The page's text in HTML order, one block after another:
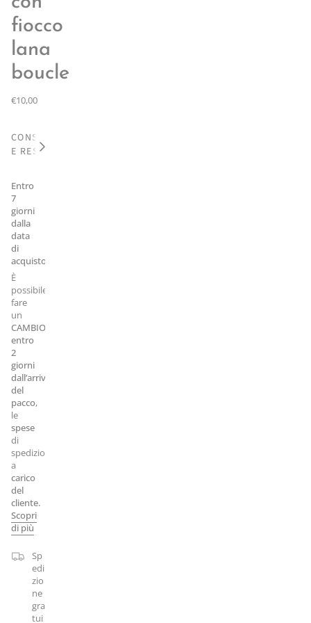
fiocco
lana
boucle
€10,00
CONSEGNA
E RESO
Vedi
Entro
7
giorni
dalla
data
di
acquisto
È
possibile
fare
un
CAMBIO
entro
2
giorni
dall’arrivo
del
pacco,
le
spese
di
spedizione
a
carico
del
cliente.
Scopri
di più
Sp
edi
zio
ne
gra
tui